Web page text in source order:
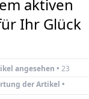
aktiven
Ihr Glück
angesehen • 23
der Artikel •